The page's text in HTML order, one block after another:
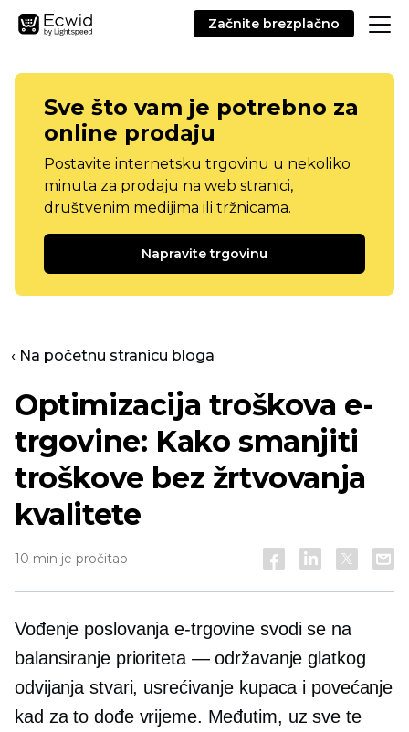
Začnite brezplačno
Sve što vam je potrebno za
online prodaju
Postavite internetsku trgovinu u nekoliko
minuta za prodaju na web stranici,
društvenim medijima ili tržnicama.
Napravite trgovinu
‹ Na početnu stranicu bloga
Optimizacija troškova e-
trgovine: Kako smanjiti
troškove bez žrtvovanja
kvalitete
10 min je pročitao
Vođenje poslovanja e-trgovine svodi se na
balansiranje prioriteta — održavanje glatkog
odvijanja stvari, usrećivanje kupaca i povećanje
kad za to dođe vrijeme. Međutim, uz sve te